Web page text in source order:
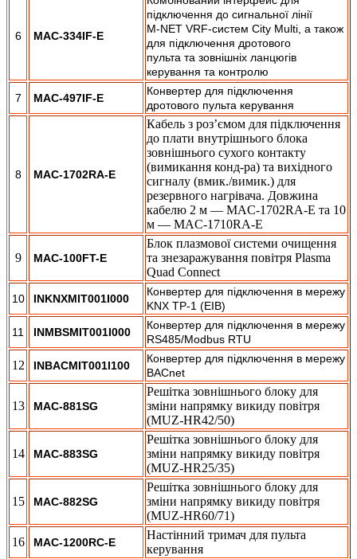
6 MAC-334IF-E
підключення до сигнальної лінії
M-NET VRF-систем City Multi, а також
для підключення дротового
пульта та зовнішніх ланцюгів
керування та контролю
7 MAC-497IF-E
Конвертер для підключення
дротового пульта керування
8 MAC-1702RA-E
Кабель з роз’ємом для підключення
до плати внутрішнього блока
зовнішнього сухого контакту
(вимикання конд-ра) та вихідного
сигналу (вмик./вимик.) для
резервного нагрівача. Довжина
кабелю 2 м — MAC-1702RA-E та 10
м — MAC-1710RA-E
9 MAC-100FT-E
Блок плазмової системи очищення
та знезаражування повітря Plasma
Quad Connect
10 INKNXMIT001I000
Конвертер для підключення в мережу
KNX TP-1 (EIB)
11 INMBSMIT001I000
Конвертер для підключення в мережу
RS485/Modbus RTU
12 INBACMIT001I100
Конвертер для підключення в мережу
BACnet
13 MAC-881SG
Решітка зовнішнього блоку для
зміни напрямку викиду повітря
(MUZ-HR42/50)
14 MAC-883SG
Решітка зовнішнього блоку для
зміни напрямку викиду повітря
(MUZ-HR25/35)
15 MAC-882SG
Решітка зовнішнього блоку для
зміни напрямку викиду повітря
(MUZ-HR60/71)
16
MAC-1200RC-E
Настінний тримач для пульта
керування